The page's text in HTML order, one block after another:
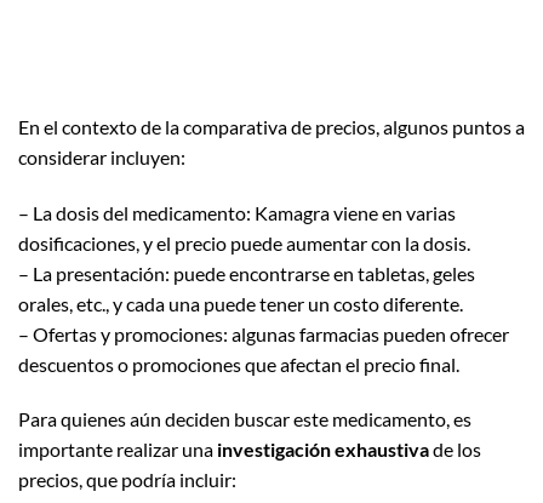
En el contexto de la comparativa de precios, algunos puntos a
considerar incluyen:
– La dosis del medicamento: Kamagra viene en varias
dosificaciones, y el precio puede aumentar con la dosis.
– La presentación: puede encontrarse en tabletas, geles
orales, etc., y cada una puede tener un costo diferente.
– Ofertas y promociones: algunas farmacias pueden ofrecer
descuentos o promociones que afectan el precio final.
Para quienes aún deciden buscar este medicamento, es
importante realizar una investigación exhaustivade los
precios, que podría incluir: